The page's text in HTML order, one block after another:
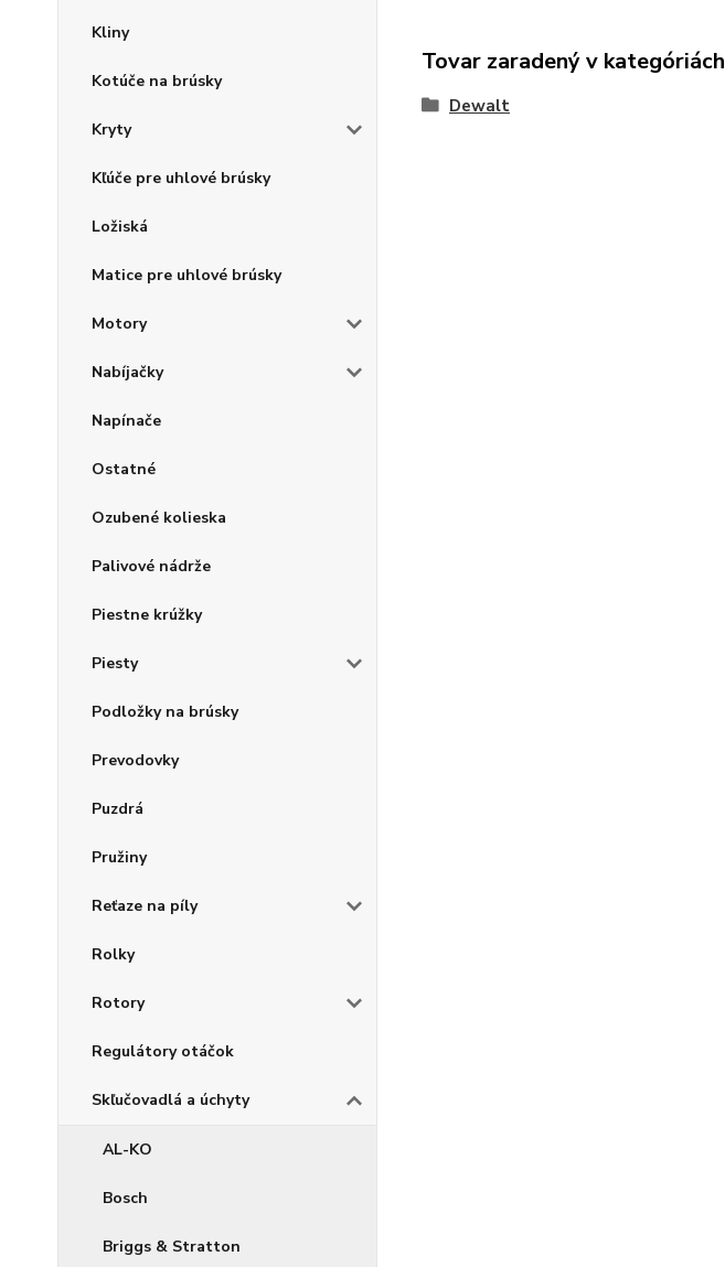
Kliny
Kotúče na brúsky
Kryty
Kľúče pre uhlové brúsky
Ložiská
Matice pre uhlové brúsky
Motory
Nabíjačky
Napínače
Ostatné
Ozubené kolieska
Palivové nádrže
Piestne krúžky
Piesty
Podložky na brúsky
Prevodovky
Puzdrá
Pružiny
Reťaze na píly
Rolky
Rotory
Regulátory otáčok
Skľučovadlá a úchyty
AL-KO
Bosch
Briggs & Stratton
Tovar zaradený v kategóriách
Dewalt